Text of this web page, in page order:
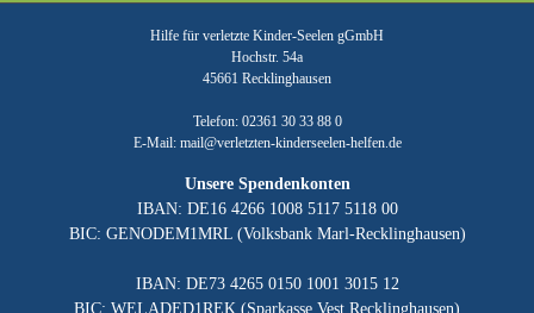
Hilfe für verletzte Kinder-Seelen gGmbH
Hochstr. 54a
45661 Recklinghausen
Telefon: 02361 30 33 88 0
E-Mail: mail@verletzten-kinderseelen-helfen.de
Unsere Spendenkonten
IBAN: DE16 4266 1008 5117 5118 00
BIC: GENODEM1MRL (Volksbank Marl-Recklinghausen)
IBAN: DE73 4265 0150 1001 3015 12
BIC: WELADED1REK (Sparkasse Vest Recklinghausen)